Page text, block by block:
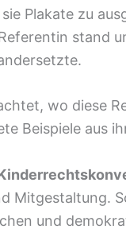
Plakate zu
stand
wo diese
Beispiele aus
Mitgestaltung.
und